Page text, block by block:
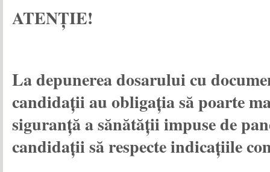
ATENŢIE!
La depunerea dosarului cu
candidaţii au obligaţia să poarte
siguranţă a sănătăţii impuse de
candidaţii să respecte indicaţiile